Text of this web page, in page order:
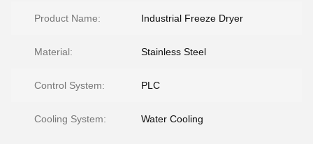
Product Name: Industrial Freeze Dryer
Material: Stainless Steel
Control System: PLC
Cooling System: Water Cooling